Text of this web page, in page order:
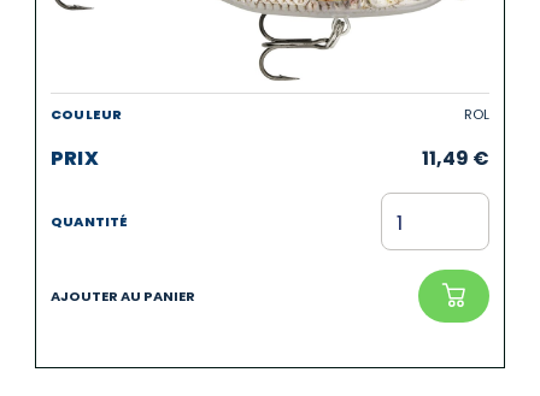
ROL
11,49 €